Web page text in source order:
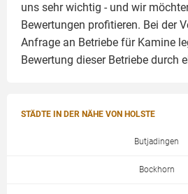
uns sehr wichtig - und wir
Bewertungen profitieren. Bei der
Anfrage an Betriebe für Kamine
Bewertung dieser Betriebe durch
STÄDTE IN DER NÄHE VON HOLSTE
Butjadingen
Bockhorn